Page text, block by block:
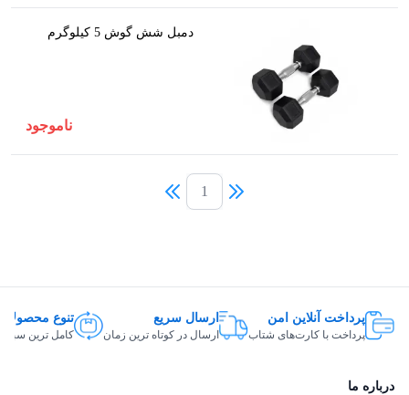
دمبل شش گوش 5 کیلوگرم
ناموجود
1
پرداخت آنلاین امن
پرداخت با کارت‌های شتاب
ارسال سریع
ارسال در کوتاه ترین زمان
تنوع
کامل ترین سبد
درباره ما